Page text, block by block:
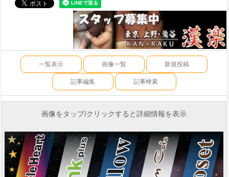
一覧表示 画像一覧 新規投稿
記事編集 記事検索
画像をタップ/クリックすると詳細情報を表示